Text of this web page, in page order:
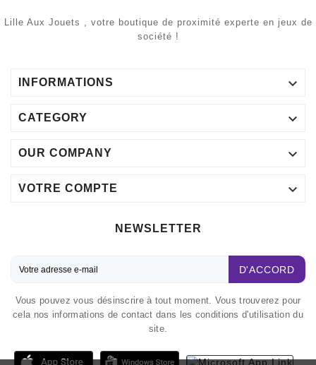
Lille Aux Jouets , votre boutique de proximité experte en jeux de
société !
INFORMATIONS 
CATEGORY 
OUR COMPANY 
VOTRE COMPTE 
NEWSLETTER
D'ACCORD
Vous pouvez vous désinscrire à tout moment. Vous trouverez pour
cela nos informations de contact dans les conditions d'utilisation du
site.